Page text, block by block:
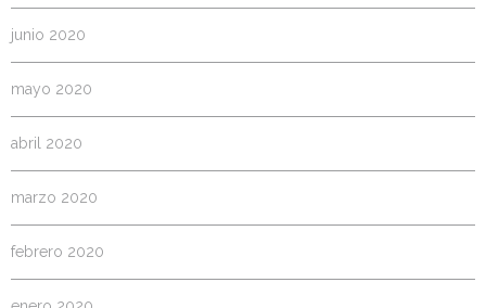
junio 2020
mayo 2020
abril 2020
marzo 2020
febrero 2020